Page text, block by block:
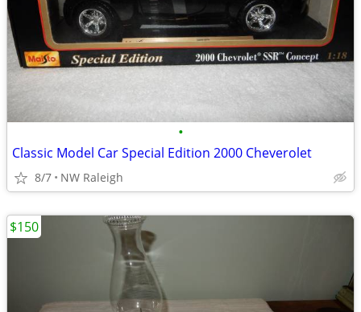
•
Classic Model Car Special Edition 2000 Cheverolet
8/7 NW Raleigh
$150